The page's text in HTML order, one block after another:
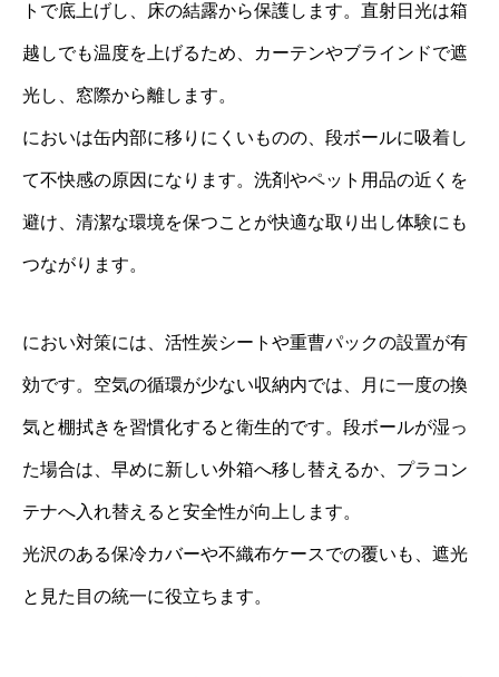
トで底上げし、床の結露から保護します。直射日光は箱
越しでも温度を上げるため、カーテンやブラインドで遮
光し、窓際から離します。
においは缶内部に移りにくいものの、段ボールに吸着し
て不快感の原因になります。洗剤やペット用品の近くを
避け、清潔な環境を保つことが快適な取り出し体験にも
つながります。
におい対策には、活性炭シートや重曹パックの設置が有
効です。空気の循環が少ない収納内では、月に一度の換
気と棚拭きを習慣化すると衛生的です。段ボールが湿っ
た場合は、早めに新しい外箱へ移し替えるか、プラコン
テナへ入れ替えると安全性が向上します。
光沢のある保冷カバーや不織布ケースでの覆いも、遮光
と見た目の統一に役立ちます。